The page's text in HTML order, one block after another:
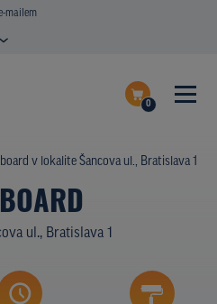
mailem
0
Dokončiť dopyt
Zobraziť nosiče na mape
NOSIČOV
V AKCII
NOSIČOV
v lokalite Šancova ul., Bratislava 1
ul., Bratislava 1